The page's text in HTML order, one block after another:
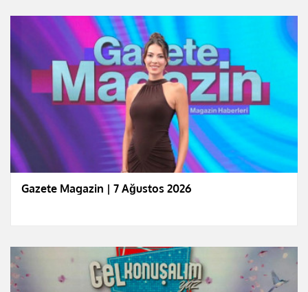
Gazete Magazin | 7 Ağustos 2026